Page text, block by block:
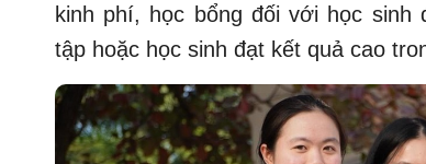
kinh phí, học bổng đối với học
tập hoặc học sinh đạt kết quả cao